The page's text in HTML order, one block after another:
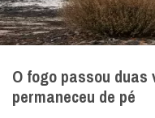
O fogo passou
permaneceu de pé